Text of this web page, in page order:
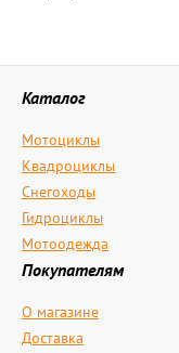
Каталог
Мотоциклы
Квадроциклы
Снегоходы
Гидроциклы
Мотоодежда
Покупателям
О магазине
Доставка